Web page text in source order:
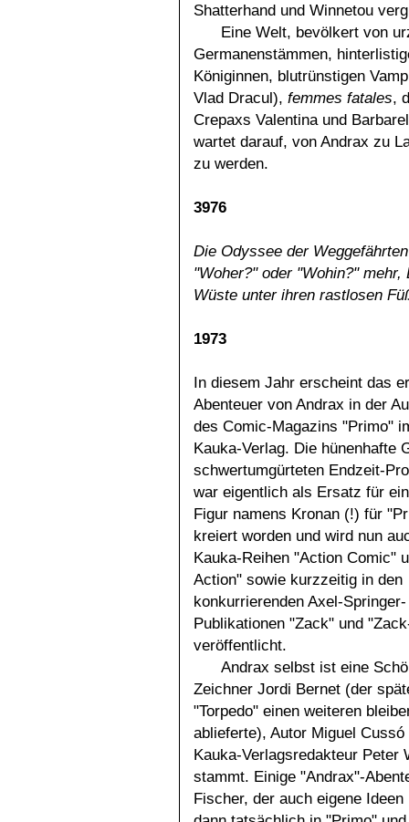
Shatterhand und Winnetou
Eine Welt, bevölkert von
Germanenstämmen,
Königinnen, blutrünstigen
Vlad Dracul), femmes fatales,
Crepaxs Valentina und
wartet darauf, von Andrax zu
zu werden.
3976
Die Odyssee der
"Woher?" oder "Wohin?" mehr,
Wüste unter ihren rastlosen
1973
In diesem Jahr erscheint das
Abenteuer von Andrax in der
des Comic-Magazins "Primo"
Kauka-Verlag. Die hünenhafte
schwertumgürteten Endzeit-
war eigentlich als Ersatz für
Figur namens Kronan (!) für
kreiert worden und wird nun
Kauka-Reihen "Action Comic"
Action" sowie kurzzeitig in den
konkurrierenden Axel-Springer-
Publikationen "Zack" und
veröffentlicht.
Andrax selbst ist eine
Zeichner Jordi Bernet (der
"Torpedo" einen weiteren
ablieferte), Autor Miguel
Kauka-Verlagsredakteur Peter
stammt. Einige "Andrax"-
Fischer, der auch eigene